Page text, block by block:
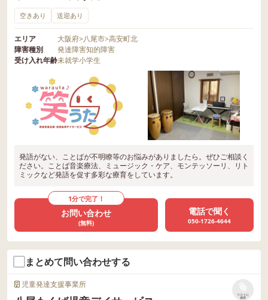
空きあり 送迎あり
エリア 大阪府>八尾市>高安町北
障害種別
発達障害知的障害
受け入れ年齢未就学小学生
発語がない、ことばが不明瞭等のお悩みがありましたら。ぜひご相談く
ださい。ことば音楽療法、ミュージック・ケア、モンテッソーリ、リト
ミックなど発語を促す多彩な療育をしています。
1分で完了！
お問い合わせ
(無料)
電話で聞く
050-1726-4644
まとめて問い合わせする
児童発達支援事業所
リストに
保存